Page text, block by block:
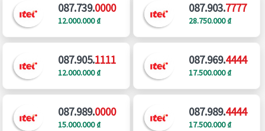
087.739.0000
12.000.000 ₫
087.903.7777
28.750.000 ₫
087.905.1111
12.000.000 ₫
087.969.4444
17.500.000 ₫
087.989.0000
15.000.000 ₫
087.989.4444
17.500.000 ₫